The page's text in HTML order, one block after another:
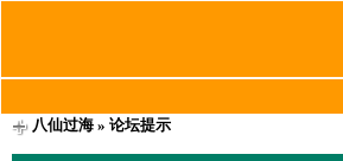
八仙过海» 论坛提示